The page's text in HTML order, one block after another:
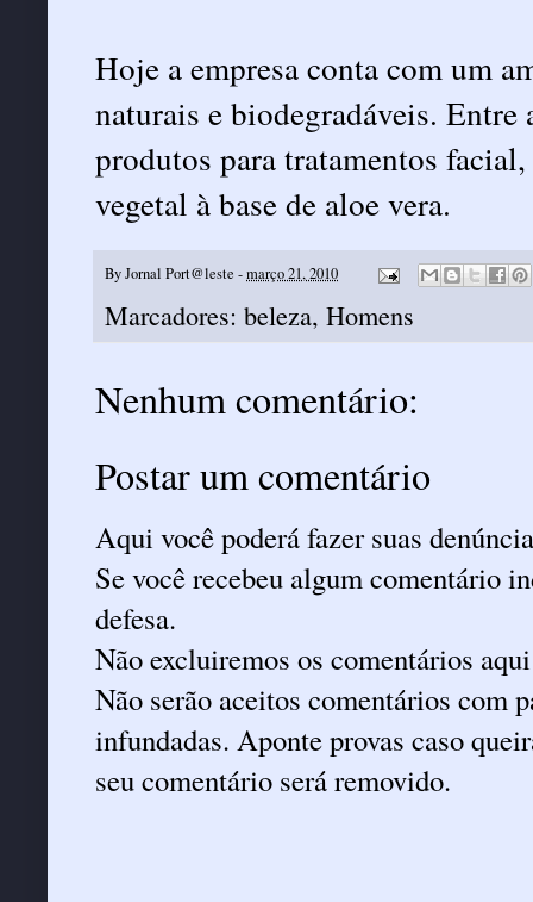
Hoje a empresa conta com um
naturais e biodegradáveis.
produtos para tratamentos
vegetal à base de aloe vera.
ByJornal Port@leste -março 21, 2010
Marcadores: beleza, Homens
Nenhum comentário:
Postar um comentário
Aqui você poderá fazer suas
Se você recebeu algum comentário
defesa.
Não excluiremos os comentários
Não serão aceitos comentários com
infundadas. Aponte provas caso
seu comentário será removido.